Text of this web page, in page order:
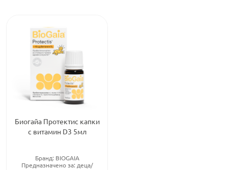
Биогайа Протектис капки
с витамин D3 5мл
Бранд: BIOGAIA
Предназначено за: деца/